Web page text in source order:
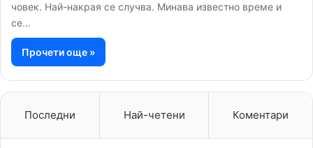
човек. Най-накрая се случва. Минава известно време и
се…
Прочети още »
Последни Най-четени Коментари